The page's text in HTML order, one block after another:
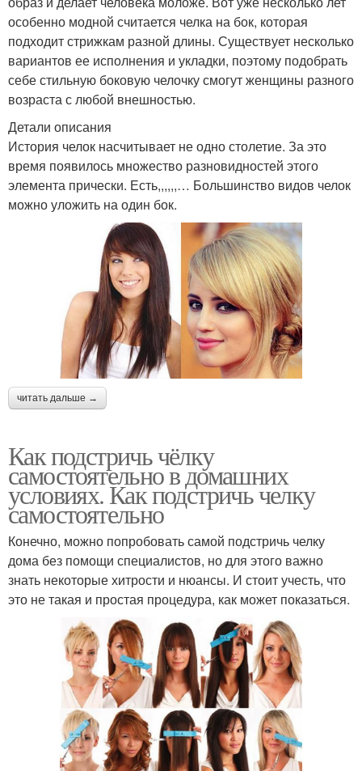
особенно модной считается челка на бок, которая
подходит стрижкам разной длины. Существует несколько
вариантов ее исполнения и укладки, поэтому подобрать
себе стильную боковую челочку смогут женщины разного
возраста с любой внешностью.
Детали описания
История челок насчитывает не одно столетие. За это
время появилось множество разновидностей этого
элемента прически. Есть,,,,,,… Большинство видов челок
можно уложить на один бок.
читать дальше →
Как подстричь чёлку
самостоятельно в домашних
условиях. Как подстричь челку
самостоятельно
Конечно, можно попробовать самой подстричь челку
дома без помощи специалистов, но для этого важно
знать некоторые хитрости и нюансы. И стоит учесть, что
это не такая и простая процедура, как может показаться.